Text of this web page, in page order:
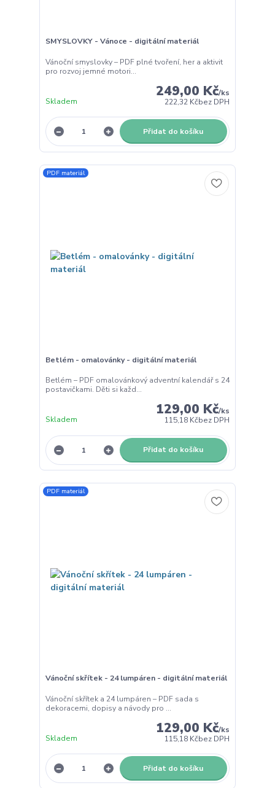
SMYSLOVKY - Vánoce - digitální materiál
Vánoční smyslovky – PDF plné tvoření, her a aktivit
pro rozvoj jemné motori...
249,00 Kč/ks
222,32 Kčbez DPH
Skladem
Přidat do košíku
PDF materiál
Betlém - omalovánky - digitální materiál
Betlém – PDF omalovánkový adventní kalendář s 24
postavičkami. Děti si každ...
129,00 Kč/ks
115,18 Kčbez DPH
Skladem
Přidat do košíku
PDF materiál
Vánoční skřítek - 24 lumpáren - digitální materiál
Vánoční skřítek a 24 lumpáren – PDF sada s
dekoracemi, dopisy a návody pro ...
129,00 Kč/ks
115,18 Kčbez DPH
Skladem
Přidat do košíku